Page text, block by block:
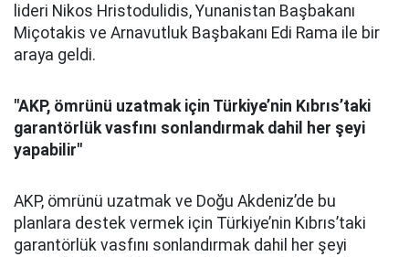
lideri Nikos Hristodulidis, Yunanistan Başbakanı
Miçotakis ve Arnavutluk Başbakanı Edi Rama ile bir
araya geldi.
"AKP, ömrünü uzatmak için Türkiye’nin Kıbrıs’taki
garantörlük vasfını sonlandırmak dahil her şeyi
yapabilir"
AKP, ömrünü uzatmak ve Doğu Akdeniz’de bu
planlara destek vermek için Türkiye’nin Kıbrıs’taki
garantörlük vasfını sonlandırmak dahil her şeyi